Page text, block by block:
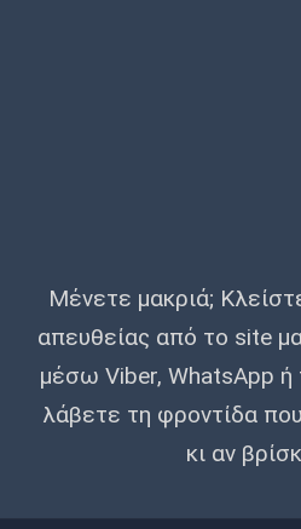
Μένετε μακριά;
απευθείας από το site
μέσω Viber, WhatsApp ή
λάβετε τη φροντίδα
κι αν